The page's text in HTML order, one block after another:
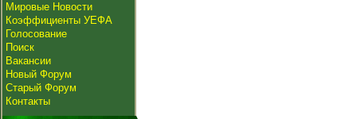
Мировые Новости
Коэффициенты УЕФА
Голосование
Поиск
Вакансии
Новый Форум
Старый Форум
Контакты